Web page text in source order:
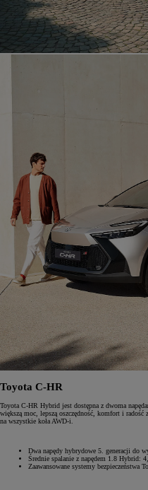
Toyota C-HR
Toyota C-HR Hybrid jest dostępna z dwoma
większą moc, lepszą oszczędność, komfort i
na wszystkie koła AWD-i.
Dwa napędy hybrydowe 5. generacji do
Średnie spalanie z napędem 1.8 Hybrid:
Zaawansowane systemy bezpieczeństwa